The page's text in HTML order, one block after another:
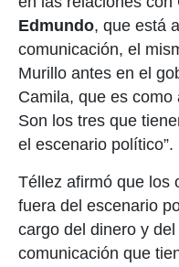
Edmundo, que está
comunicación, el
Murillo antes en el
Camila, que es
Son los tres que
el escenario político”.
Téllez afirmó que los
fuera del escenario
cargo del dinero y
comunicación que